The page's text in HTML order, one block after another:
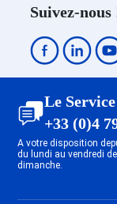
Suivez-nous
Le
+33 (0)4
A votre disposition
du lundi au vendredi
dimanche.